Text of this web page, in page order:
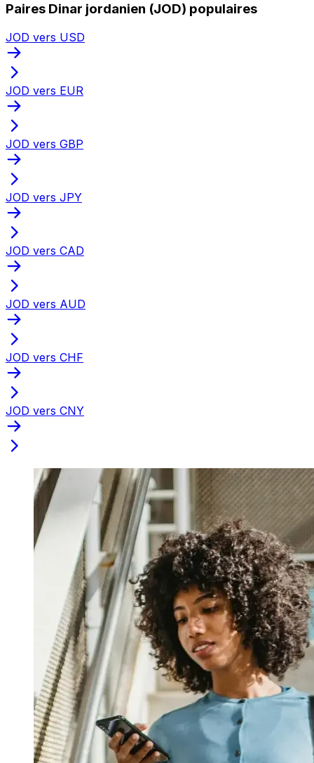
Paires Dinar jordanien (JOD) populaires
JOD vers USD
JOD vers EUR
JOD vers GBP
JOD vers JPY
JOD vers CAD
JOD vers AUD
JOD vers CHF
JOD vers CNY